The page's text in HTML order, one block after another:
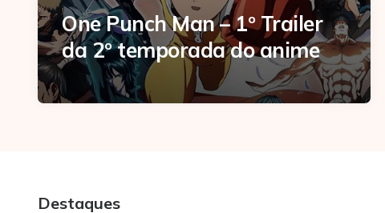
One Punch Man – 1º Trailer
da 2º temporada do anime
Destaques